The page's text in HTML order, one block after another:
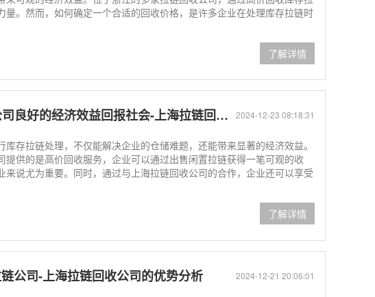
量。然而，如何确定一个合适的回收价格，是许多企业在处理库存拉链时
了解详情
2024-12-23 08:18:31
好的经济效益回报社会-上海拉链回收公司
存拉链处理，不仅能解决企业的仓储难题，还能带来显著的经济效益。
提供的是高价回收服务，企业可以通过出售闲置拉链获得一笔可观的收
来说尤为重要。同时，通过与上海拉链回收公司的合作，企业还可以享受
了解详情
2024-12-21 20:06:01
公司-上海拉链回收公司的优势分析